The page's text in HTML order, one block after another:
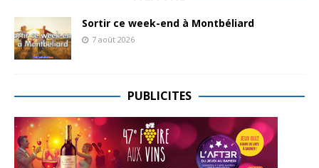
Sortir ce week-end à Montbéliard
7 août 2026
PUBLICITES